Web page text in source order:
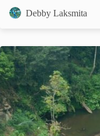
Debby Laksmita